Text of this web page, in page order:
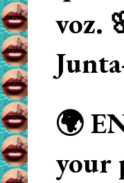
voz.
🌍
your